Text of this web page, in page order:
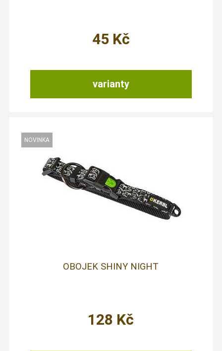
varianty
45 Kč
OBOJEK SHINY NIGHT
128 Kč